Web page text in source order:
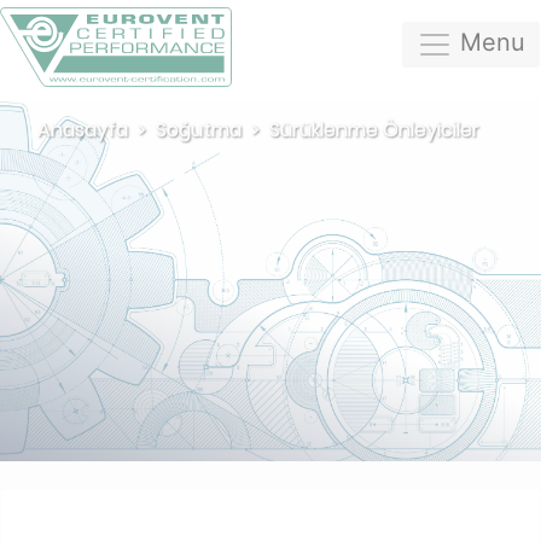
Menu
Anasayfa Soğutma Sürüklenme Önleyiciler